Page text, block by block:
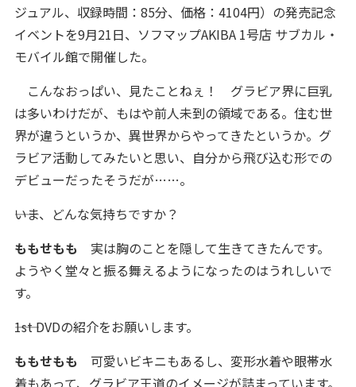
ジュアル、収録時間：85分、価格：4104円）の発売記念
イベントを9月21日、ソフマップAKIBA 1号店 サブカル・
モバイル館で開催した。
こんなおっぱい、見たことねぇ！ グラビア界に巨乳
は多いわけだが、もはや前人未到の領域である。住む世
界が違うというか、異世界からやってきたというか。グ
ラビア活動してみたいと思い、自分から飛び込む形での
デビューだったそうだが……。
――いま、どんな気持ちですか？
ももせもも 実は胸のことを隠して生きてきたんです。
ようやく堂々と振る舞えるようになったのはうれしいで
す。
――1st DVDの紹介をお願いします。
ももせもも 可愛いビキニもあるし、変形水着や眼帯水
着もあって、グラビア王道のイメージが詰まっています。